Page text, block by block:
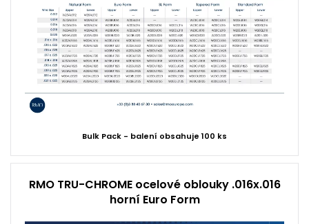
Bulk Pack - balení obsahuje 100 ks
RMO TRU-CHROME ocelové oblouky .016x.016
horní Euro Form